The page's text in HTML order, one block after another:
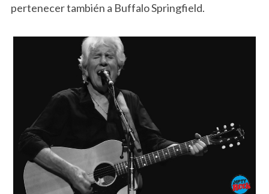
pertenecer también a Buffalo Springfield.